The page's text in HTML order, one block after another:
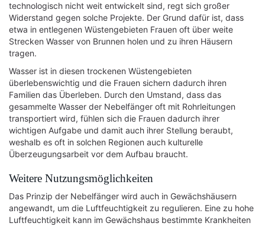
technologisch nicht weit entwickelt sind, regt sich großer
Widerstand gegen solche Projekte. Der Grund dafür ist, dass
etwa in entlegenen Wüstengebieten Frauen oft über weite
Strecken Wasser von Brunnen holen und zu ihren Häusern
tragen.
Wasser ist in diesen trockenen Wüstengebieten
überlebenswichtig und die Frauen sichern dadurch ihren
Familien das Überleben. Durch den Umstand, dass das
gesammelte Wasser der Nebelfänger oft mit Rohrleitungen
transportiert wird, fühlen sich die Frauen dadurch ihrer
wichtigen Aufgabe und damit auch ihrer Stellung beraubt,
weshalb es oft in solchen Regionen auch kulturelle
Überzeugungsarbeit vor dem Aufbau braucht.
Weitere Nutzungsmöglichkeiten
Das Prinzip der Nebelfänger wird auch in Gewächshäusern
angewandt, um die Luftfeuchtigkeit zu regulieren. Eine zu hohe
Luftfeuchtigkeit kann im Gewächshaus bestimmte Krankheiten